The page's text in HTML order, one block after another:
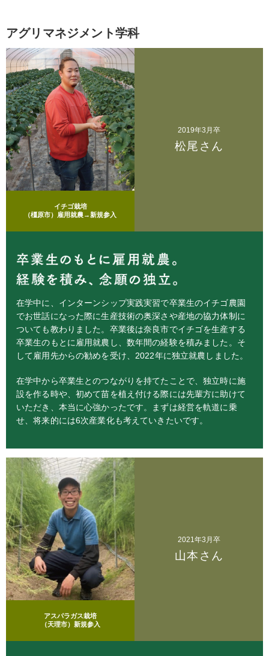
アグリマネジメント学科
イチゴ栽培
（橿原市）雇用就農→新規参入
2019年3月卒
松尾さん
在学中に、インターンシップ実践実習で卒業生のイチゴ農園
でお世話になった際に生産技術の奥深さや産地の協力体制に
ついても教わりました。卒業後は奈良市でイチゴを生産する
卒業生のもとに雇用就農し、数年間の経験を積みました。そ
して雇用先からの勧めを受け、2022年に独立就農しました。
在学中から卒業生とのつながりを持てたことで、独立時に施
設を作る時や、初めて苗を植え付ける際には先輩方に助けて
いただき、本当に心強かったです。まずは経営を軌道に乗
せ、将来的には6次産業化も考えていきたいです。
アスパラガス栽培
（天理市）新規参入
2021年3月卒
山本さん